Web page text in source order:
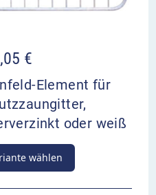
€
Element für
oder weiß
wählen